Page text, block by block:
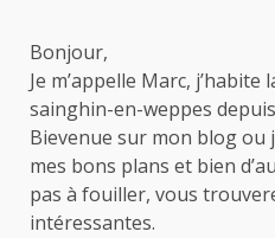
Bonjour,
Je m’appelle Marc,
sainghin-en-weppes
Bievenue sur mon blog ou
mes bons plans et bien
pas à fouiller, vous
intéressantes.